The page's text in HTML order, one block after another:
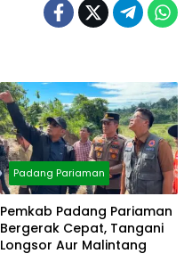
Padang Pariaman
Pemkab Padang Pariaman
Bergerak Cepat, Tangani
Longsor Aur Malintang